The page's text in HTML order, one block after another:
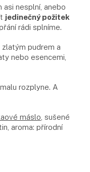
nesplní, anebo
jedinečný požitek
rádi splníme.
pudrem a
nebo esencemi,
rozplyne. A
máslo , sušené
aroma: přírodní